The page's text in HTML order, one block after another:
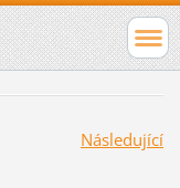
Následující